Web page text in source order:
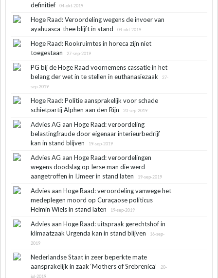
definitief
04-okt-2019
Hoge Raad: Veroordeling wegens de invoer van
ayahuasca-thee blijft in stand
04-okt-2019
Hoge Raad: Rookruimtes in horeca zijn niet
toegestaan
27-sep-2019
PG bij de Hoge Raad voornemens cassatie in het
belang der wet in te stellen in euthanasiezaak
27-
sep-2019
Hoge Raad: Politie aansprakelijk voor schade
schietpartij Alphen aan den Rijn
20-sep-2019
Advies AG aan Hoge Raad: veroordeling
belastingfraude door eigenaar interieurbedrijf
kan in stand blijven
19-sep-2019
Advies AG aan Hoge Raad: veroordelingen
wegens doodslag op Ierse man die werd
aangetroffen in IJmeer in stand laten
19-sep-2019
Advies aan Hoge Raad: veroordeling vanwege het
medeplegen moord op Curaçaose politicus
Helmin Wiels in stand laten
19-sep-2019
Advies aan Hoge Raad: uitspraak gerechtshof in
klimaatzaak Urgenda kan in stand blijven
16-sep-
2019
Nederlandse Staat in zeer beperkte mate
aansprakelijk in zaak ‘Mothers of Srebrenica’
20-
jul-2019